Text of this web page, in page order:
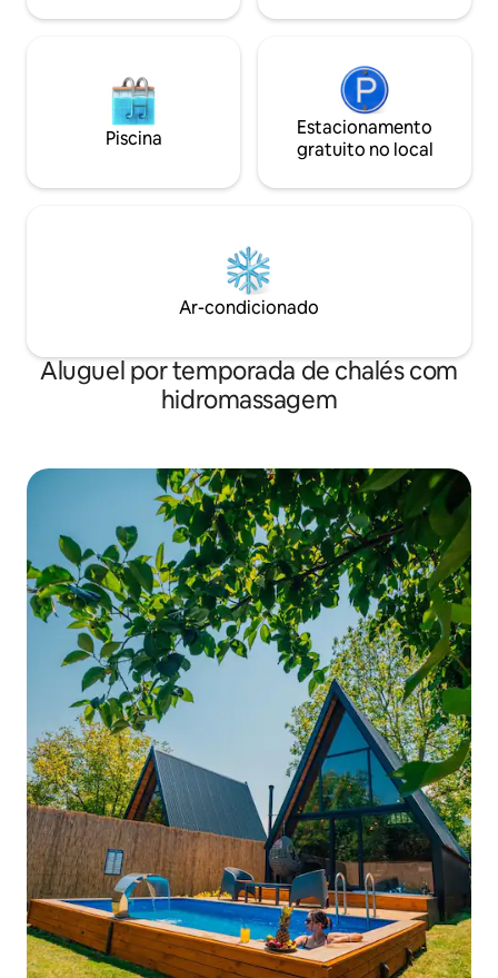
para se hospedar em propriedades
turísticas na Turquia.
Piscina
Estacionamento
gratuito no local
Ar-condicionado
Aluguel por temporada de chalés com
hidromassagem